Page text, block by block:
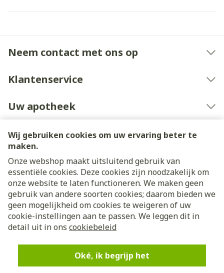
Wij gebruiken cookies om uw ervaring beter te
maken.
Onze webshop maakt uitsluitend gebruik van
essentiële cookies. Deze cookies zijn noodzakelijk om
onze website te laten functioneren. We maken geen
gebruik van andere soorten cookies; daarom bieden we
geen mogelijkheid om cookies te weigeren of uw
cookie-instellingen aan te passen. We leggen dit in
detail uit in ons cookiebeleid
Oké, ik begrijp het
Neem contact met ons op
Klantenservice
Uw apotheek
Juridische links